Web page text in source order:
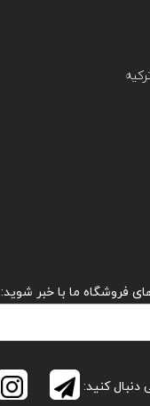
فروشگاه ما با خبر شوید:
دنبال کنید: